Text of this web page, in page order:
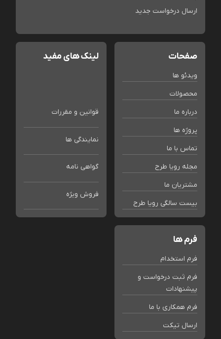
ارسال درخواست جدید
صفحات
ویدئو ها
محصولات
درباره ما
پروژه ها
تماس با ما
مجله رویا طرح
مشتریان ما
بیست سالگی رویا طرح
لینک های مفید
قوانین و مقررات
نمایندگی ها
گواهی نامه
فروش ویژه
فرم ها
فرم استخدام
فرم ثبت درخواست و
پیشنهادات
فرم همکاری با ما
ارسال تیکت